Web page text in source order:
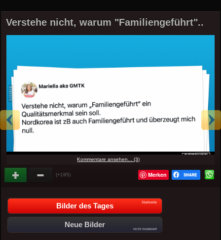
Verstehe nicht, warum "Familiengeführt"..
Kommentare ansehen... (3)
(+195) Merken
Bilder des Tages Startseite
Neue Bilder
nicht moderiert